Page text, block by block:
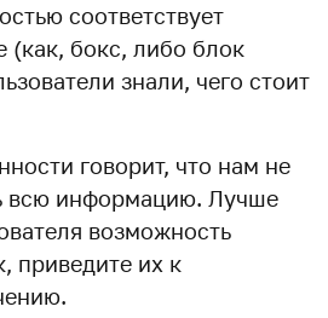
соответствует
(как, бокс, либо блок
знали, чего стоит
говорит, что нам не
всю информацию. Лучше
возможность
приведите их к